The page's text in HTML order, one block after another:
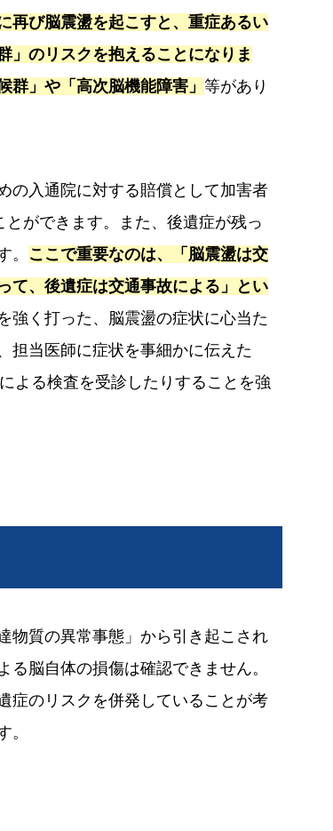
再び脳震盪を起こすと、重症あるい
」のリスクを抱えることになりま
」や「高次脳機能障害」 等があり
の入通院に対する賠償として加害者
ができます。また、後遺症が残っ
。
ここで重要なのは、「脳震盪は交
て、後遺症は交通事故による」とい
強く打った、脳震盪の症状に心当た
担当医師に症状を事細かに伝えた
よる検査を受診したりすることを強
物質の異常事態」から引き起こされ
脳自体の損傷は確認できません。
症のリスクを併発していることが考
。